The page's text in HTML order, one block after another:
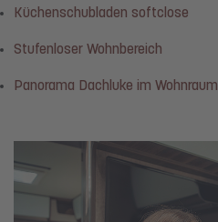
Küchenschubladen softclose
Stufenloser Wohnbereich
Panorama Dachluke im Wohnraum